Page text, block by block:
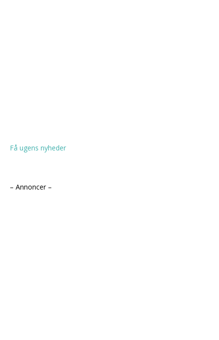
Få ugens nyheder
– Annoncer –